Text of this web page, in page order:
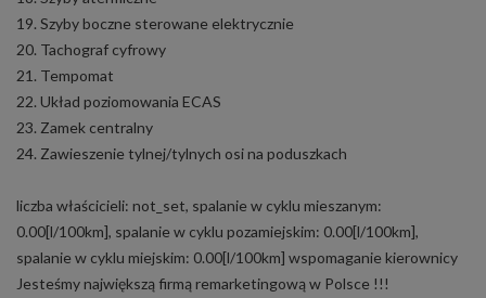
19. Szyby boczne sterowane elektrycznie
20. Tachograf cyfrowy
21. Tempomat
22. Układ poziomowania ECAS
23. Zamek centralny
24. Zawieszenie tylnej/tylnych osi na poduszkach
liczba właścicieli: not_set, spalanie w cyklu mieszanym:
0.00[l/100km], spalanie w cyklu pozamiejskim: 0.00[l/100km],
spalanie w cyklu miejskim: 0.00[l/100km] wspomaganie kierownicy
Jesteśmy największą firmą remarketingową w Polsce !!!